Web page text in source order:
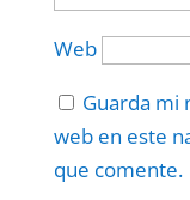
Web
Guarda mi
web en este
que comente.